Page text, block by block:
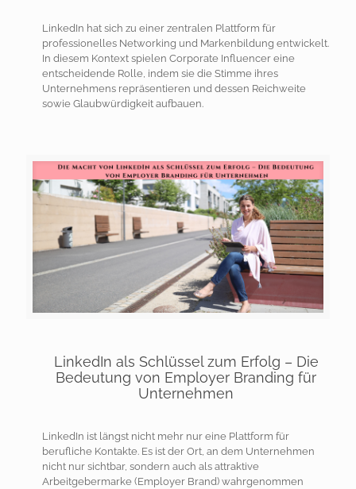
LinkedIn hat sich zu einer zentralen Plattform für
professionelles Networking und Markenbildung entwickelt.
In diesem Kontext spielen Corporate Influencer eine
entscheidende Rolle, indem sie die Stimme ihres
Unternehmens repräsentieren und dessen Reichweite
sowie Glaubwürdigkeit aufbauen.
LinkedIn als Schlüssel zum Erfolg – Die
Bedeutung von Employer Branding für
Unternehmen
LinkedIn ist längst nicht mehr nur eine Plattform für
berufliche Kontakte. Es ist der Ort, an dem Unternehmen
nicht nur sichtbar, sondern auch als attraktive
Arbeitgebermarke (Employer Brand) wahrgenommen